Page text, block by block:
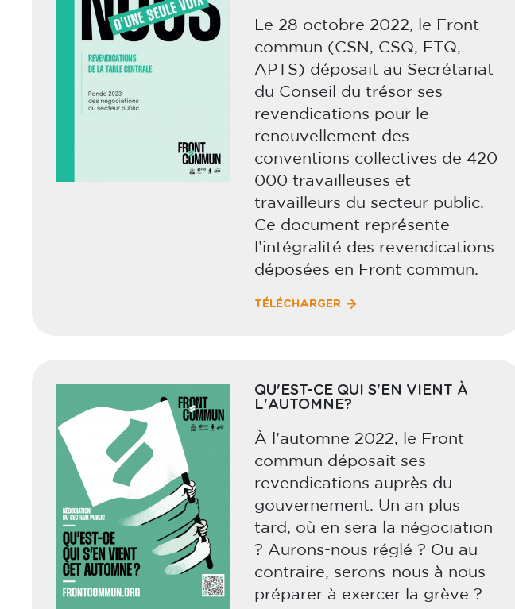
Le 28 octobre 2022, le Front
commun (CSN, CSQ, FTQ,
APTS) déposait au Secrétariat
du Conseil du trésor ses
revendications pour le
renouvellement des
conventions collectives de 420
000 travailleuses et
travailleurs du secteur public.
Ce document représente
l’intégralité des revendications
déposées en Front commun.
TÉLÉCHARGER
QU'EST-CE QUI S'EN VIENT À
L'AUTOMNE?
À l’automne 2022, le Front
commun déposait ses
revendications auprès du
gouvernement. Un an plus
tard, où en sera la négociation
? Aurons-nous réglé ? Ou au
contraire, serons-nous à nous
préparer à exercer la grève ?